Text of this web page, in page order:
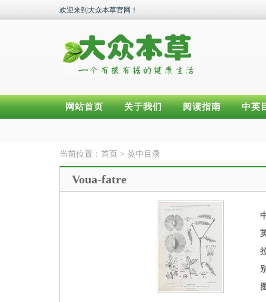
欢迎来到大众本草官网！
网站首页 关于我们 阅读指南 中英
当前位置： 首页 > 英中目录
Voua-fatre